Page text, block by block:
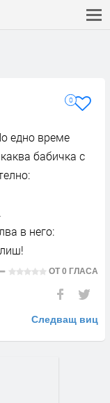
0
едно време
бабичка с
в него:
ОТ0 ГЛАСА
Следващ виц